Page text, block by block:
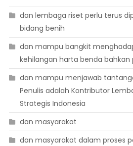
dan lembaga riset perlu terus
bidang benih
dan mampu bangkit
kehilangan harta benda bahkan
dan mampu menjawab
Penulis adalah Kontributor
Strategis Indonesia
dan masyarakat
dan masyarakat dalam proses